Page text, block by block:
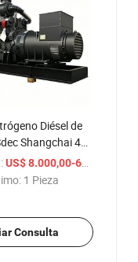
Diésel de
Shangchai 40-
de
Silencioso
US$ 8.000,00-60.000,00
1 Pieza
Consulta